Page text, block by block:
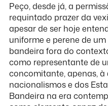
Peço, desde já, a
requintado prazer da
apesar de ser hoje
uniforme e perene de
bandeira fora do
como representante de
concomitante, apenas, à
nacionalismos e dos
Bandeira na era